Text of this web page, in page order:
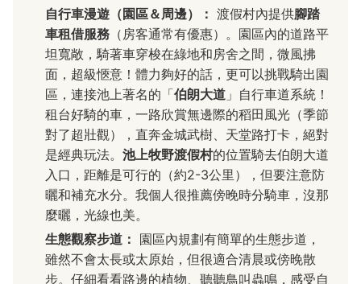
自行車漫遊（園區＆周邊）： 渡假村內提供腳踏
車租借服務 （房客通常有優惠）。園區內的道路平
坦寬敞，騎著車穿梭在綠地和房舍之間，微風拂
面，超級愜意！體力夠好的話，更可以挑戰騎出園
區，連接池上著名的「伯朗大道 」自行車道系統！
租台好騎的車，一路欣賞無邊際的稻田風光（季節
對了超壯觀），直奔金城武樹、天堂路打卡，絕對
是經典玩法。 池上牧野渡假村的位置騎去伯朗大道
入口，距離是可行的（約2-3公里），但要注意防
曬和補充水分。我個人很推薦傍晚時分騎車，沒那
麼曬，光線也美。
生態觀察步道： 園區內規劃有簡單的生態步道，
雖然不會太長或太原始，但很適合清晨或傍晚散
步。仔細看看路邊的植物、聽聽鳥叫蟲鳴，感受自